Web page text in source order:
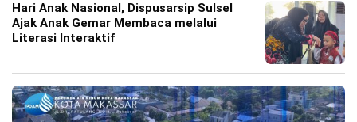
Hari Anak Nasional, Dispusarsip Sulsel
Ajak Anak Gemar Membaca melalui
Literasi Interaktif